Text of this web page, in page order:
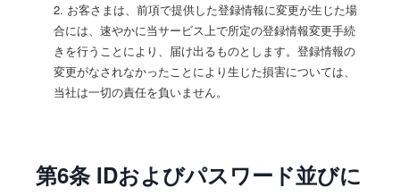
2. お客さまは、前項で提供した登録情報に変更が生じた場
合には、速やかに当サービス上で所定の登録情報変更手続
きを行うことにより、届け出るものとします。登録情報の
変更がなされなかったことにより生じた損害については、
当社は一切の責任を負いません。
第6条 IDおよびパスワード並びに